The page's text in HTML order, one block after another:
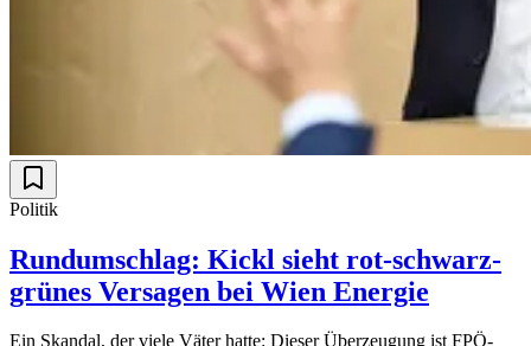
Politik
Rundumschlag: Kickl sieht rot-schwarz-
grünes Versagen bei Wien Energie
Ein Skandal, der viele Väter hatte: Dieser Überzeugung ist FPÖ-